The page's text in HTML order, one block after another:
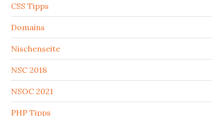
CSS Tipps
Domains
Nischenseite
NSC 2018
NSOC 2021
PHP Tipps